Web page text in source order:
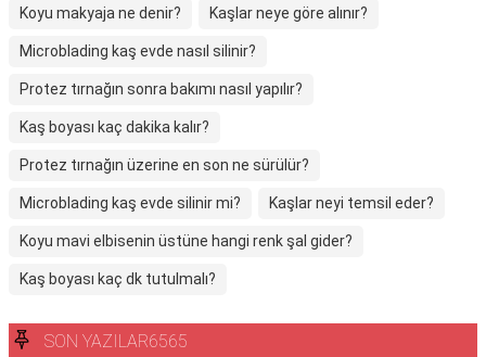
Koyu makyaja ne denir? Kaşlar neye göre alınır?
Microblading kaş evde nasıl silinir?
Protez tırnağın sonra bakımı nasıl yapılır?
Kaş boyası kaç dakika kalır?
Protez tırnağın üzerine en son ne sürülür?
Microblading kaş evde silinir mi? Kaşlar neyi temsil eder?
Koyu mavi elbisenin üstüne hangi renk şal gider?
Kaş boyası kaç dk tutulmalı?
SON YAZILAR6565